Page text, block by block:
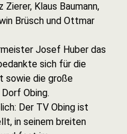
Klaus Baumann,
Brüsch und Ottmar
Josef Huber das
sich für die
sowie die große
Obing.
Der TV Obing ist
in seinem breiten